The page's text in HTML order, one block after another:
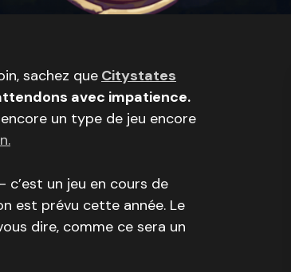
sachez que Citystates
avec impatience.
un type de jeu encore
un jeu en cours de
est prévu cette année. Le
dire, comme ce sera un